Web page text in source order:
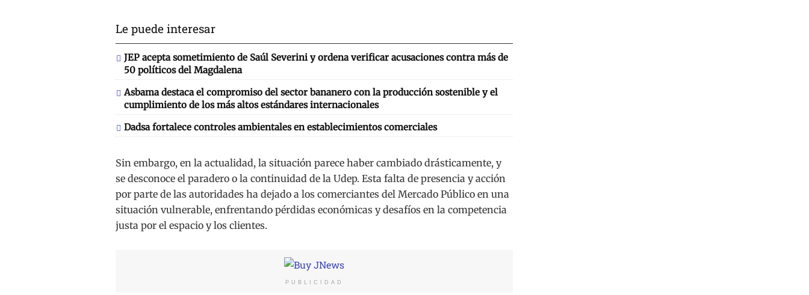
Le puede interesar
JEP acepta sometimiento de Saúl Severini y ordena verificar acusaciones contra más de
50 políticos del Magdalena
Asbama destaca el compromiso del sector bananero con la producción sostenible y el
cumplimiento de los más altos estándares internacionales
Dadsa fortalece controles ambientales en establecimientos comerciales
Sin embargo, en la actualidad, la situación parece haber cambiado drásticamente, y
se desconoce el paradero o la continuidad de la Udep. Esta falta de presencia y acción
por parte de las autoridades ha dejado a los comerciantes del Mercado Público en una
situación vulnerable, enfrentando pérdidas económicas y desafíos en la competencia
justa por el espacio y los clientes.
PUBLICIDAD